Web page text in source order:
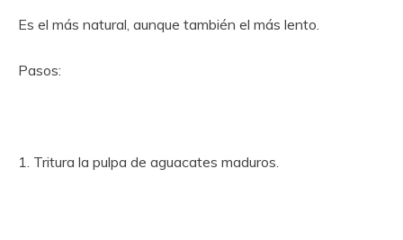
Es el más natural, aunque también el más lento.
Pasos:
1. Tritura la pulpa de aguacates maduros.